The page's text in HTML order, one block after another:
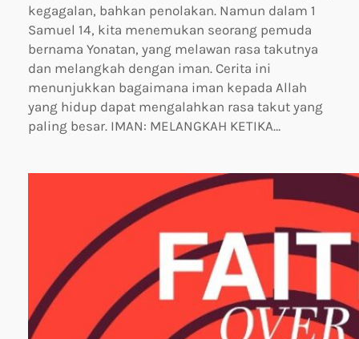
kegagalan, bahkan penolakan. Namun dalam 1
Samuel 14, kita menemukan seorang pemuda
bernama Yonatan, yang melawan rasa takutnya
dan melangkah dengan iman. Cerita ini
menunjukkan bagaimana iman kepada Allah
yang hidup dapat mengalahkan rasa takut yang
paling besar. IMAN: MELANGKAH KETIKA…